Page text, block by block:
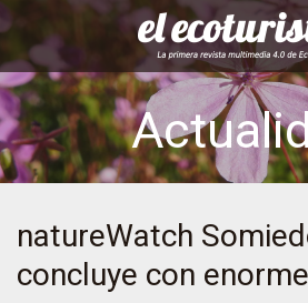
natureWatch
concluye con